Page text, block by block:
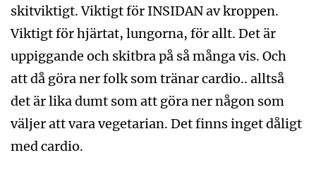
skitviktigt. Viktigt för INSIDAN av kroppen.
Viktigt för hjärtat, lungorna, för allt. Det är
uppiggande och skitbra på så många vis. Och
att då göra ner folk som tränar cardio.. alltså
det är lika dumt som att göra ner någon som
väljer att vara vegetarian. Det finns inget dåligt
med cardio.